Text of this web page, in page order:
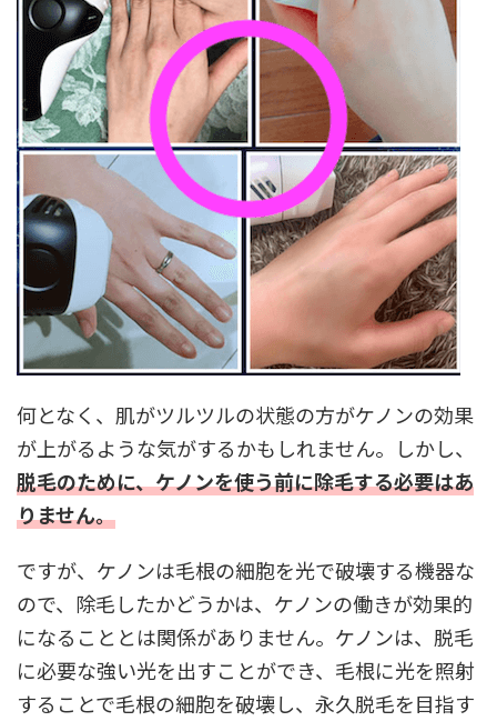
何となく、肌がツルツルの状態の方がケノンの効果
が上がるような気がするかもしれません。しかし、
脱毛のために、ケノンを使う前に除毛する必要はあ
りません。
ですが、ケノンは毛根の細胞を光で破壊する機器な
ので、除毛したかどうかは、ケノンの働きが効果的
になることとは関係がありません。ケノンは、脱毛
に必要な強い光を出すことができ、毛根に光を照射
することで毛根の細胞を破壊し、永久脱毛を目指す